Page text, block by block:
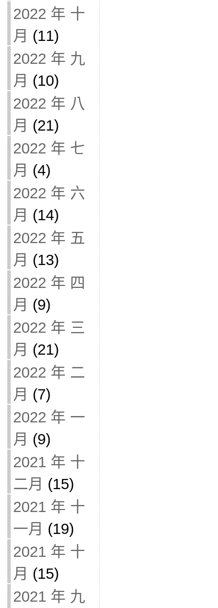
2022 年 十
月 (11)
2022 年 九
月 (10)
2022 年 八
月 (21)
2022 年 七
月 (4)
2022 年 六
月 (14)
2022 年 五
月 (13)
2022 年 四
月 (9)
2022 年 三
月 (21)
2022 年 二
月 (7)
2022 年 一
月 (9)
2021 年 十
二月 (15)
2021 年 十
一月 (19)
2021 年 十
月 (15)
2021 年 九